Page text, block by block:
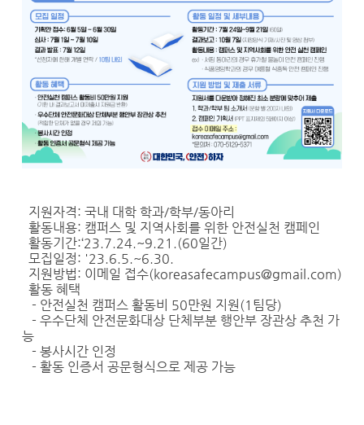
지원자격: 국내 대학 학과/학부/동아리
활동내용: 캠퍼스 및 지역사회를 위한 안전실천 캠페인
활동기간:‘23.7.24.~9.21.(60일간)
모집일정: '23.6.5.~6.30.
지원방법: 이메일 접수(koreasafecampus@gmail.com)
활동 혜택
- 안전실천 캠퍼스 활동비 50만원 지원(1팀당)
- 우수단체 안전문화대상 단체부분 행안부 장관상 추천 가
능
- 봉사시간 인정
- 활동 인증서 공문형식으로 제공 가능